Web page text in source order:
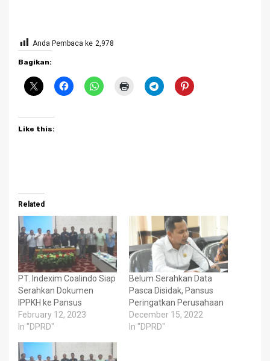
Anda Pembaca ke 2,978
Bagikan:
Like this:
Related
PT. Indexim Coalindo Siap
Serahkan Dokumen
IPPKH ke Pansus
February 12, 2023
In "DPRD"
Belum Serahkan Data
Pasca Disidak, Pansus
Peringatkan Perusahaan
December 15, 2022
In "DPRD"